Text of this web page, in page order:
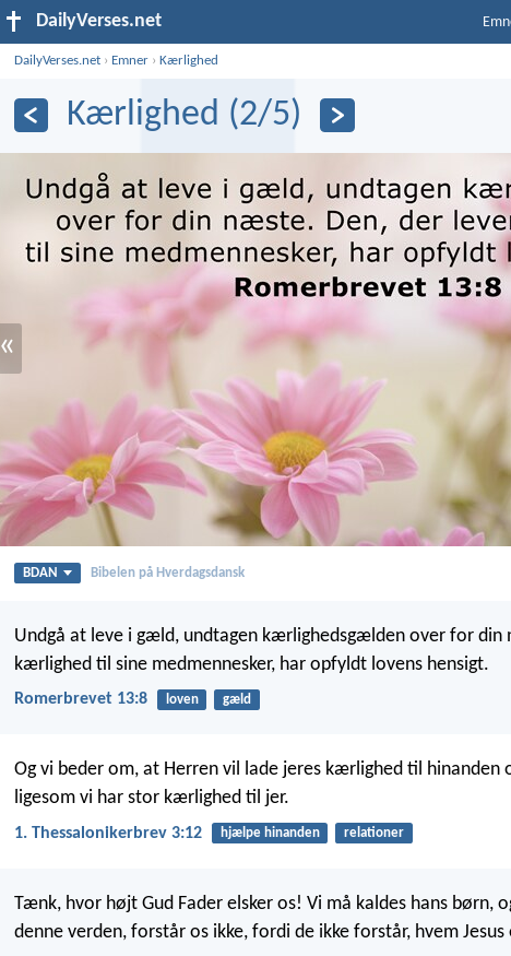
DailyVerses.net
DailyVerses.net › Emner ›Kærlighed
Kærlighed (2/5)
«
BDAN Bibelen på Hverdagsdansk
Undgå at leve i gæld, undtagen kærlighedsgælden over for din
kærlighed til sine medmennesker, har opfyldt lovens hensigt.
Romerbrevet 13:8 loven gæld
Og vi beder om, at Herren vil lade jeres kærlighed til hinanden
ligesom vi har stor kærlighed til jer.
1. Thessalonikerbrev 3:12 hjælpe hinanden relationer
Tænk, hvor højt Gud Fader elsker os! Vi må kaldes hans børn,
denne verden, forstår os ikke, fordi de ikke forstår, hvem Jesus